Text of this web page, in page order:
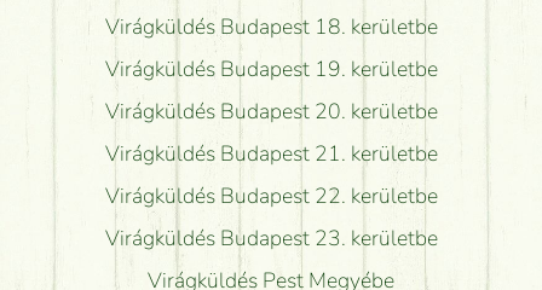
Virágküldés Budapest 18. kerületbe
Virágküldés Budapest 19. kerületbe
Virágküldés Budapest 20. kerületbe
Virágküldés Budapest 21. kerületbe
Virágküldés Budapest 22. kerületbe
Virágküldés Budapest 23. kerületbe
Virágküldés Pest Megyébe